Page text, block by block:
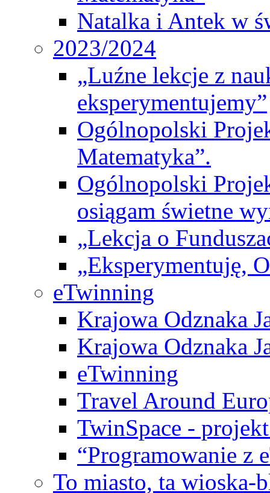
Natalka i Antek w
2023/2024
„Luźne lekcje z
eksperymentujemy”
Ogólnopolski
Matematyka”.
Ogólnopolski
osiągam świetne
„Lekcja o
„Eksperymentuję,
eTwinning
Krajowa Odznaka
Krajowa Odznaka
eTwinning
Travel Around
TwinSpace -
“Programowanie z
To miasto, ta wioska-